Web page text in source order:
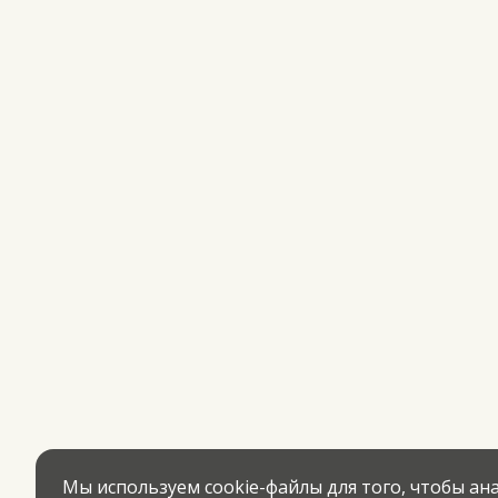
Мы используем cookie-файлы для того, чтобы